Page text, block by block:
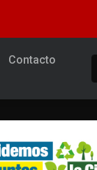
Contacto